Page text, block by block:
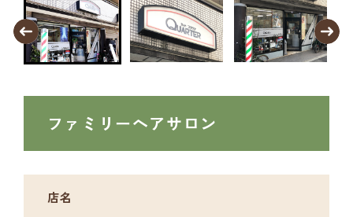
ファミリーヘアサロン
店名